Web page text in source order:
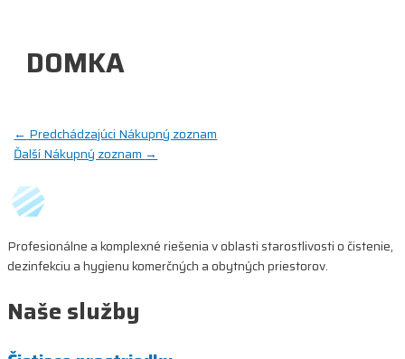
DOMKA
Navigácia
článku
← Predchádzajúci Nákupný zoznam
Ďalší Nákupný zoznam →
Profesionálne a komplexné riešenia v oblasti starostlivosti o čistenie,
dezinfekciu a hygienu komerčných a obytných priestorov.
Naše služby